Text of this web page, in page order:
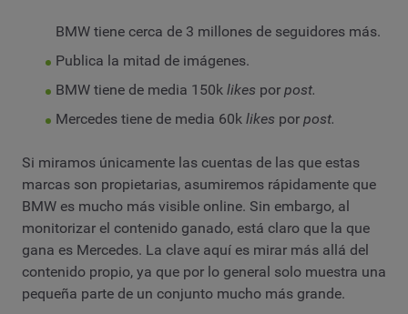
BMW tiene cerca de 3 millones de seguidores más.
Publica la mitad de imágenes.
BMW tiene de media 150k likes porpost.
Mercedes tiene de media 60k likes por post.
Si miramos únicamente las cuentas de las que estas
marcas son propietarias, asumiremos rápidamente que
BMW es mucho más visible online. Sin embargo, al
monitorizar el contenido ganado, está claro que la que
gana es Mercedes. La clave aquí es mirar más allá del
contenido propio, ya que por lo general solo muestra una
pequeña parte de un conjunto mucho más grande.